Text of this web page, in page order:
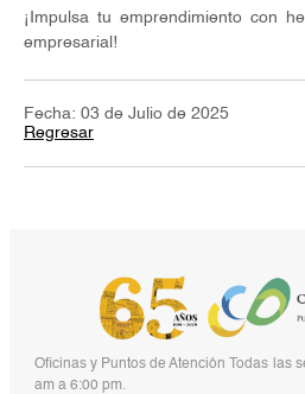
¡Impulsa tu emprendimiento con
empresarial!
Fecha: 03 de Julio de 2025
Regresar
Oficinas y Puntos de Atención Todas las
am a 6:00 pm.